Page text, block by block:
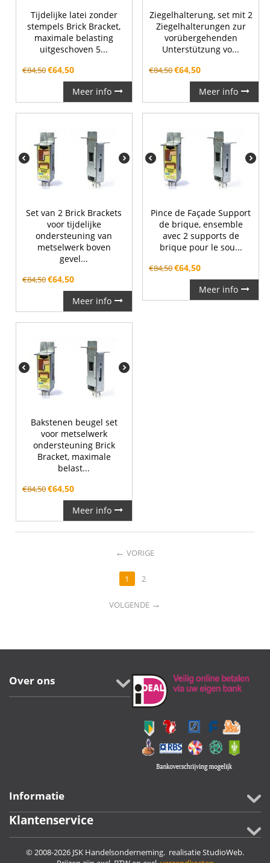
Tijdelijke latei zonder
stempels Brick Bracket,
maximale belasting
uitgeschoven 5...
€84,50€64,50
Meer info
Ziegelhalterung, set mit 2
Ziegelhalterungen zur
vorübergehenden
Unterstützung vo...
€84,50€64,50
Meer info
Set van 2 Brick Brackets
voor tijdelijke
ondersteuning van
metselwerk boven
gevel...
€84,50€64,50
Meer info
Pince de Façade Support
de brique, ensemble
avec 2 supports de
brique pour le sou...
€84,50€64,50
Meer info
Bakstenen beugel set
voor metselwerk
ondersteuning Brick
Bracket, maximale
belast...
€84,50€64,50
Meer info
← VORIGE
1 2
VOLGENDE →
Over ons
Informatie
Klantenservice
© 2008-2026 JSK Handelsonderneming. realisatieStudioWeb.